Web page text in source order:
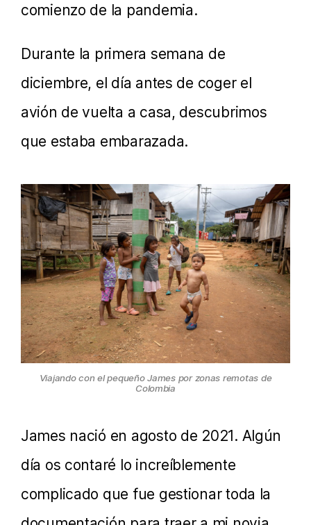
comienzo de la pandemia.
Durante la primera semana de
diciembre, el día antes de coger el
avión de vuelta a casa, descubrimos
que estaba embarazada.
Viajando con el pequeño James por zonas remotas de
Colombia
James nació en agosto de 2021. Algún
día os contaré lo increíblemente
complicado que fue gestionar toda la